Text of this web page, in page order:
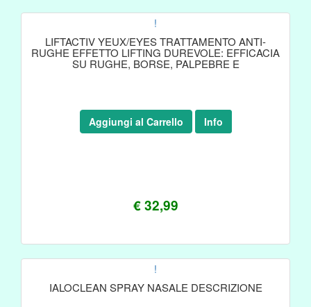
!
LIFTACTIV YEUX/EYES TRATTAMENTO ANTI-
RUGHE EFFETTO LIFTING DUREVOLE: EFFICACIA
SU RUGHE, BORSE, PALPEBRE E
€ 32,99
Aggiungi al Carrello Info
!
IALOCLEAN SPRAY NASALE DESCRIZIONE